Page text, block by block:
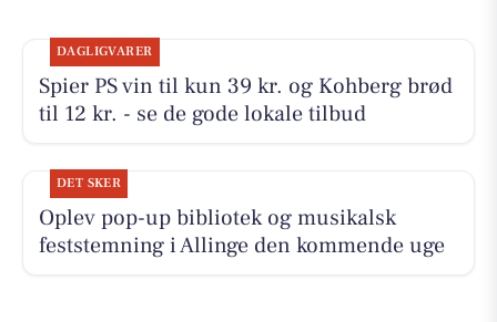
DAGLIGVARER
Spier PS vin til kun 39 kr. og Kohberg brød
til 12 kr. - se de gode lokale tilbud
DET SKER
Oplev pop-up bibliotek og musikalsk
feststemning i Allinge den kommende uge